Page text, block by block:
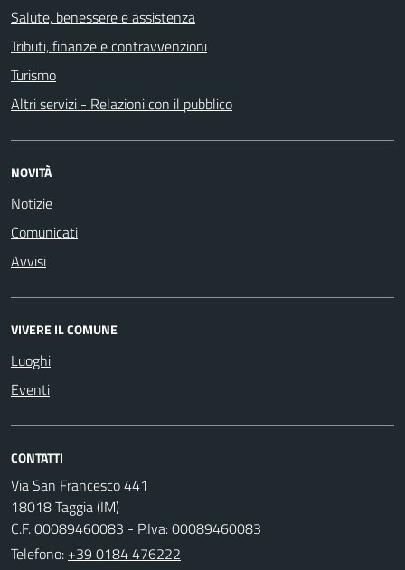
Salute, benessere e assistenza
Tributi, finanze e contravvenzioni
Turismo
Altri servizi - Relazioni con il pubblico
NOVITÀ
Notizie
Comunicati
Avvisi
VIVERE IL COMUNE
Luoghi
Eventi
CONTATTI
Via San Francesco 441
18018 Taggia (IM)
C.F. 00089460083 - P.Iva: 00089460083
Telefono: +39 0184 476222